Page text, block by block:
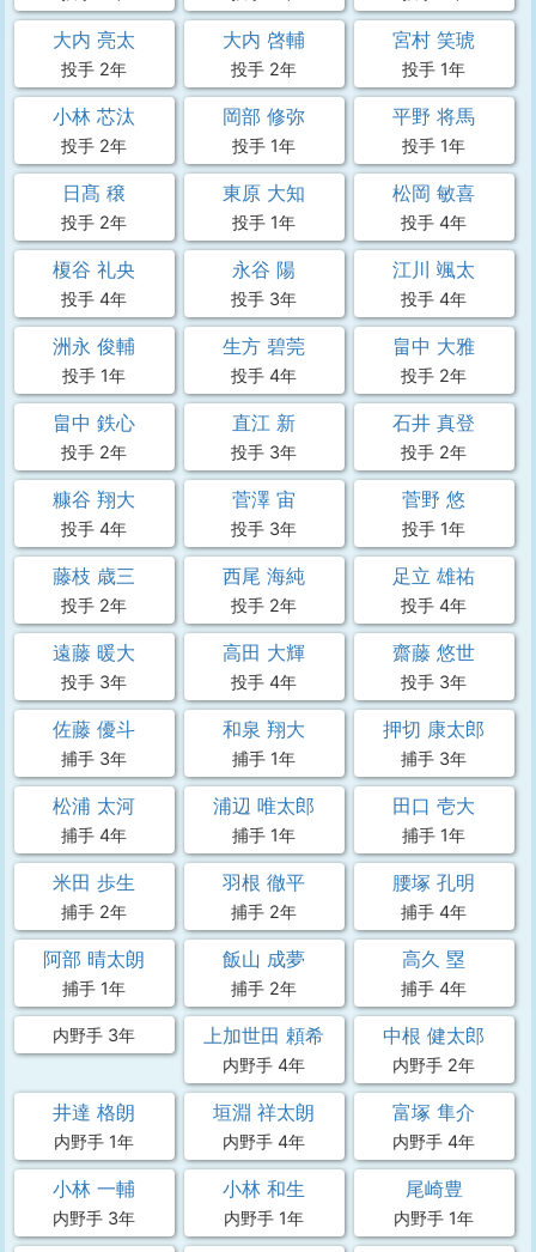
大内 亮太
投手 2年
大内 啓輔
投手 2年
宮村 笑琥
投手 1年
小林 芯汰
投手 2年
岡部 修弥
投手 1年
平野 将馬
投手 1年
日髙 穣
投手 2年
東原 大知
投手 1年
松岡 敏喜
投手 4年
榎谷 礼央
投手 4年
永谷 陽
投手 3年
江川 颯太
投手 4年
洲永 俊輔
投手 1年
生方 碧莞
投手 4年
畠中 大雅
投手 2年
畠中 鉄心
投手 2年
直江 新
投手 3年
石井 真登
投手 2年
糠谷 翔大
投手 4年
菅澤 宙
投手 3年
菅野 悠
投手 1年
藤枝 歳三
投手 2年
西尾 海純
投手 2年
足立 雄祐
投手 4年
遠藤 暖大
投手 3年
高田 大輝
投手 4年
齋藤 悠世
投手 3年
佐藤 優斗
捕手 3年
和泉 翔大
捕手 1年
押切 康太郎
捕手 3年
松浦 太河
捕手 4年
浦辺 唯太郎
捕手 1年
田口 壱大
捕手 1年
米田 歩生
捕手 2年
羽根 徹平
捕手 2年
腰塚 孔明
捕手 4年
阿部 晴太朗
捕手 1年
飯山 成夢
捕手 2年
高久 塁
捕手 4年
内野手 3年 上加世田 頼希
内野手 4年
中根 健太郎
内野手 2年
井達 格朗
内野手 1年
垣淵 祥太朗
内野手 4年
富塚 隼介
内野手 4年
小林 一輔
内野手 3年
小林 和生
内野手 1年
尾崎豊
内野手 1年